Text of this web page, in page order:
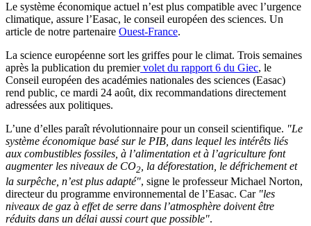
Le système économique actuel n’est plus compatible avec l’urgence
climatique, assure l’Easac, le conseil européen des sciences. Un
article de notre partenaire Ouest-France.
La science européenne sort les griffes pour le climat. Trois semaines
après la publication du premiervolet du rapport 6 du Giec, le
Conseil européen des académies nationales des sciences (Easac)
rend public, ce mardi 24 août, dix recommandations directement
adressées aux politiques.
L’une d’elles paraît révolutionnaire pour un conseil scientifique.
Le
système économique basé sur le PIB, dans lequel les intérêts liés
aux combustibles fossiles, à l’alimentation et à l’agriculture font
augmenter les niveaux de CO2 , la déforestation, le défrichement et
la surpêche, n’est plus adapté ​, signe le professeur Michael Norton,
directeur du programme environnemental de l’Easac. Car
les
niveaux de gaz à effet de serre dans l’atmosphère doivent être
réduits dans un délai aussi court que possible ​.